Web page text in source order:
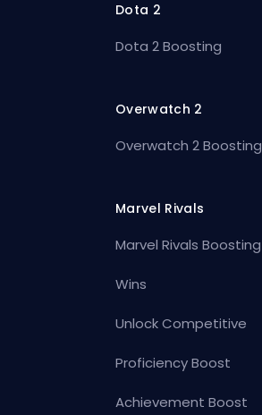
Dota 2
Dota 2 Boosting
Overwatch 2
Overwatch 2 Boosting
Marvel Rivals
Marvel Rivals Boosting
Wins
Unlock Competitive
Proficiency Boost
Achievement Boost